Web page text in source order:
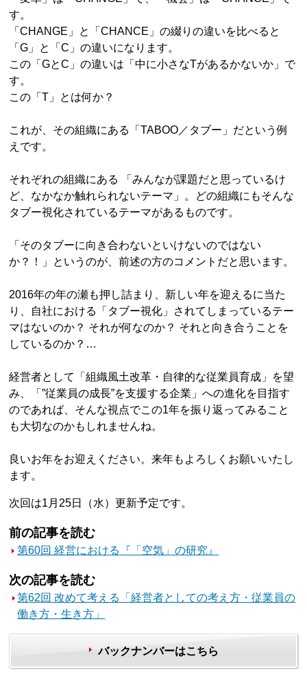
す。
「CHANGE」と「CHANCE」の綴りの違いを比べると
「G」と「C」の違いになります。
この「GとC」の違いは「中に小さなTがあるかないか」で
す。
この「T」とは何か？
これが、その組織にある「TABOO／タブー」だという例
えです。
それぞれの組織にある 「みんなが課題だと思っているけ
ど、なかなか触れられないテーマ」。どの組織にもそんな
タブー視化されているテーマがあるものです。
「そのタブーに向き合わないといけないのではない
か？！」というのが、前述の方のコメントだと思います。
2016年の年の瀬も押し詰まり、新しい年を迎えるに当た
り、自社における「タブー視化」されてしまっているテー
マはないのか？ それが何なのか？ それと向き合うことを
しているのか？…
経営者として「組織風土改革・自律的な従業員育成」を望
み、「”従業員の成長”を支援する企業」への進化を目指す
のであれば、そんな視点でこの1年を振り返ってみること
も大切なのかもしれませんね。
良いお年をお迎えください。来年もよろしくお願いいたし
ます。
次回は1月25日（水）更新予定です。
前の記事を読む
第60回 経営における『「空気」の研究』
次の記事を読む
第62回 改めて考える「経営者としての考え方・従業員の
働き方・生き方」
バックナンバーはこちら